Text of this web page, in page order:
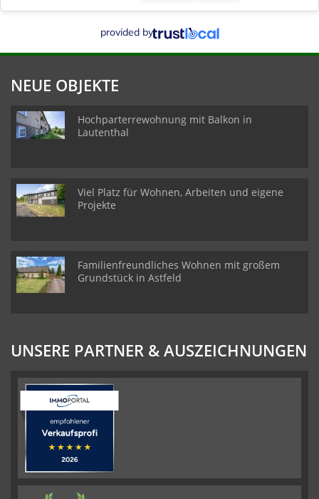
provided by
NEUE OBJEKTE
Hochparterrewohnung mit Balkon in
Lautenthal
Viel Platz für Wohnen, Arbeiten und eigene
Projekte
Familienfreundliches Wohnen mit großem
Grundstück in Astfeld
UNSERE PARTNER & AUSZEICHNUNGEN